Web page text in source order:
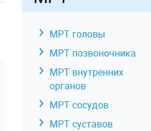
КТ позвоночника
КТ сосудов
КТ органов и мягких
тканей
КТ суставов и костей
Комплексные услуги КТ
МРТ головы
МРТ позвоночника
МРТ внутренних
органов
МРТ сосудов
МРТ суставов